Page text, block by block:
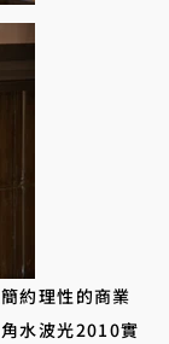
約理性的商業
水波光2010實